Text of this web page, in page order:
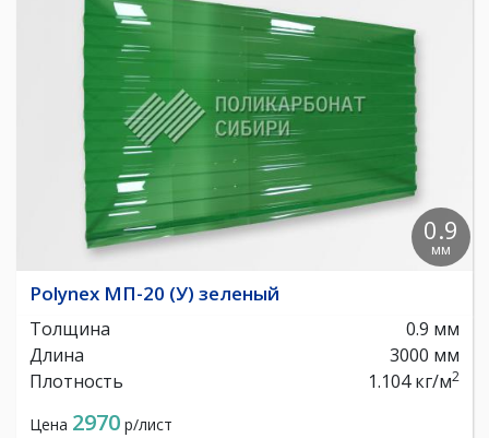
0.9
мм
Polynex МП-20 (У) зеленый
Толщина
0.9 мм
Длина
3000 мм
Плотность
1.104 кг/м2
Цена 2970 р/лист